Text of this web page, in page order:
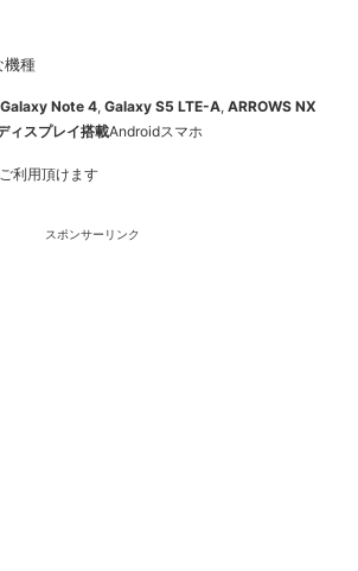
機種
Galaxy Note 4, Galaxy S5 LTE-A, ARROWS NX
ィスプレイ搭載Androidスマホ
利用頂けます
スポンサーリンク